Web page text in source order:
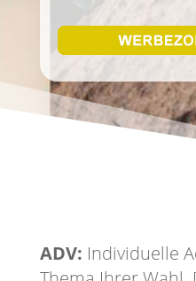
ADV: Individuelle